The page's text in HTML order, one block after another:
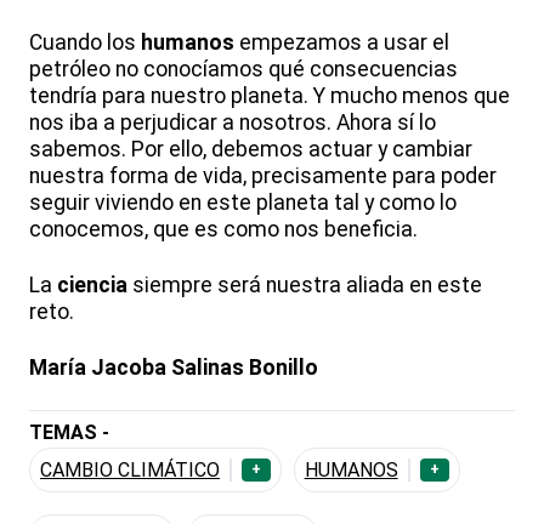
Cuando los humanos empezamos a usar el
petróleo no conocíamos qué consecuencias
tendría para nuestro planeta. Y mucho menos que
nos iba a perjudicar a nosotros. Ahora sí lo
sabemos. Por ello, debemos actuar y cambiar
nuestra forma de vida, precisamente para poder
seguir viviendo en este planeta tal y como lo
conocemos, que es como nos beneficia.
La ciencia siempre será nuestra aliada en este
reto.
María Jacoba Salinas Bonillo
TEMAS -
CAMBIO CLIMÁTICO
+ HUMANOS +